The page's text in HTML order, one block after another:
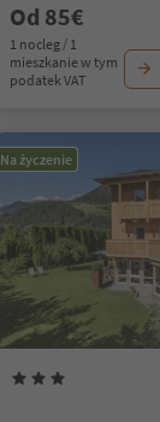
Od 85€
1 nocleg / 1
mieszkanie w tym
podatek VAT
Na życzenie